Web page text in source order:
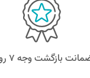
بازگشت وجه ۷ روزه